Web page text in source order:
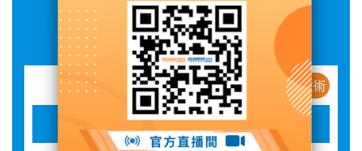
展品詳情
新産品 / 新技術
视频智慧物联产品